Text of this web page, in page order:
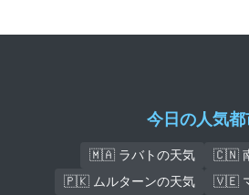
今日の人気都
🇲🇦 ラバトの天気
🇨🇳
🇵🇰 ムルターンの天気
🇻🇪